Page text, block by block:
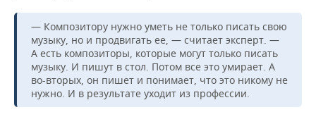
— Композитору нужно уметь не только писать свою
музыку, но и продвигать ее, — считает эксперт. —
А есть композиторы, которые могут только писать
музыку. И пишут в стол. Потом все это умирает. А
во-вторых, он пишет и понимает, что это никому не
нужно. И в результате уходит из профессии.